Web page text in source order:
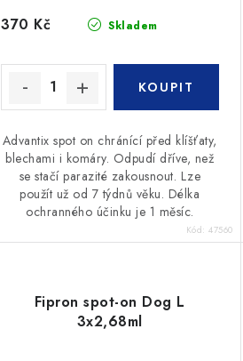
Skladem
370 Kč
Advantix spot on chránící před klíšťaty,
blechami i komáry. Odpudí dříve, než
se stačí parazité zakousnout. Lze
použít už od 7 týdnů věku. Délka
ochranného účinku je 1 měsíc.
Kód: 47560
Fipron spot-on Dog L
3x2,68ml